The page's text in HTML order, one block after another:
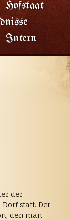
Hofstaat
Intern
der
statt. Der
den man